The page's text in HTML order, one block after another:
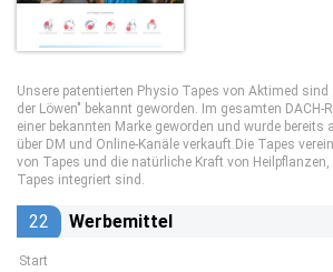
Unsere patentierten Physio Tapes von Aktimed sind
der Löwen" bekannt geworden. Im gesamten
einer bekannten Marke geworden und wurde bereits
über DM und Online-Kanäle verkauft.Die Tapes
von Tapes und die natürliche Kraft von
Tapes integriert sind.
22 Werbemittel
Start